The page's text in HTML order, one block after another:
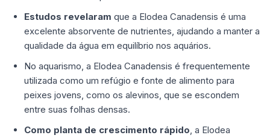
Estudos revelaram que a Elodea Canadensis é uma
excelente absorvente de nutrientes, ajudando a manter a
qualidade da água em equilíbrio nos aquários.
No aquarismo, a Elodea Canadensis é frequentemente
utilizada como um refúgio e fonte de alimento para
peixes jovens, como os alevinos, que se escondem
entre suas folhas densas.
Como planta de crescimento rápido, a Elodea